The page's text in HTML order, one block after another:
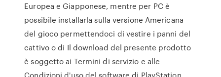
Europea e Giapponese, mentre per PC è
possibile installarla sulla versione Americana
del gioco permettendoci di vestire i panni del
cattivo o di Il download del presente prodotto
è soggetto ai Termini di servizio e alle
Condizioni d'uso del software di PlayStation